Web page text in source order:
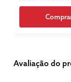
Avaliação do